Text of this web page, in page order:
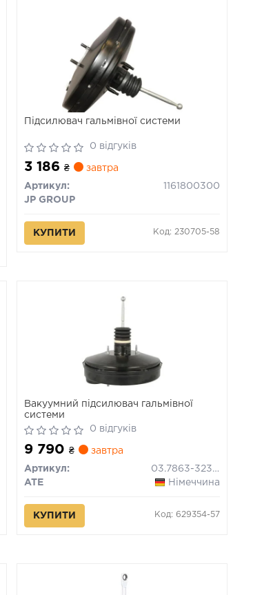
Підсилювач гальмівної системи
0 відгуків
3 186₴ завтра
Артикул:
1161800300
JP GROUP
КУПИТИ Код: 230705-58
Вакуумний підсилювач гальмівної
системи
0 відгуків
9 790₴ завтра
Артикул:
03.7863-3232.4
ATE
Німеччина
КУПИТИ Код: 629354-57